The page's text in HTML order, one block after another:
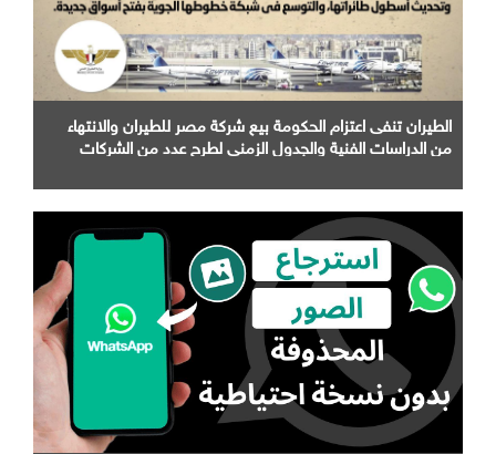
الطيران تنفى اعتزام الحكومة بيع شركة مصر للطيران والانتهاء
من الدراسات الفنية والجدول الزمني لطرح عدد من الشركات